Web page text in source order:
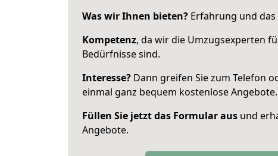
Was wir Ihnen bieten? Erfahrung und das
Kompetenz, da wir die Umzugsexperten
Bedürfnisse sind.
Interesse? Dann greifen Sie zum Telefon
einmal ganz bequem kostenlose Angebote.
Füllen Sie jetzt das Formular aus und
Angebote.